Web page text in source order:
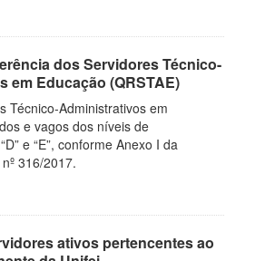
dos Servidores Técnico-
em Educação (QRSTAE)
Técnico-Administrativos em
e vagos dos níveis de
e “E”, conforme Anexo I da
316/2017.
ativos pertencentes ao